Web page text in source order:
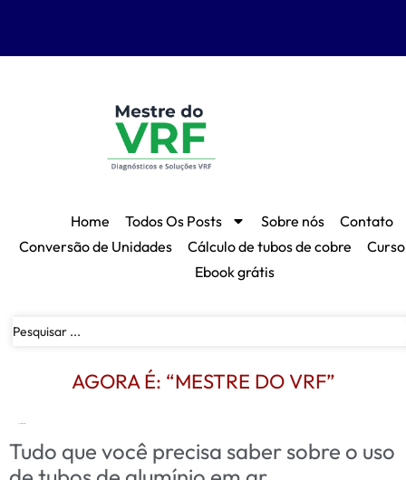
Home Todos Os Posts Sobre nós
Contato
Conversão de Unidades
Cálculo de tubos de cobre
Ebook grátis
AGORA É: “MESTRE DO VRF”
Tudo que você precisa saber sobre o uso